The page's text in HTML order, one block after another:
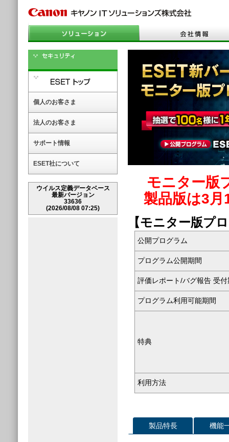
個人のお客さま
法人のお客さま
サポート情報
ESET社について
ウイルス定義データベース
最新バージョン
33636
(2026/08/08 07:25)
モニター版
製品版は3月
【モニター版プ
公開プログラム
プログラム公開期間
評価レポート/バグ報告 受付
プログラム利用可能期間
特典
利用方法
製品特長 機能